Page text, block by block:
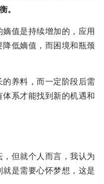
。
值是持续增加的，应用
低嫡值，而困境和瓶颈
养料，而一定阶段后需
系才能找到新的机遇和
但就个人而言，我认为
是需要心怀梦想，这是